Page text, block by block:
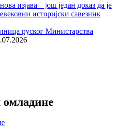
изјава – још један доказ да је
историјски савезник
руског Министарства
омладине